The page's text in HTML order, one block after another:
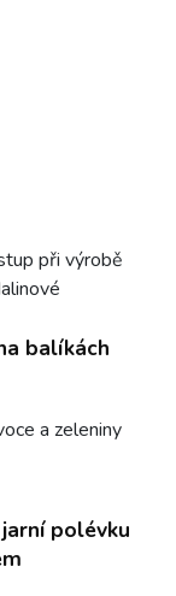
při výrobě
balíkách
a zeleniny
polévku